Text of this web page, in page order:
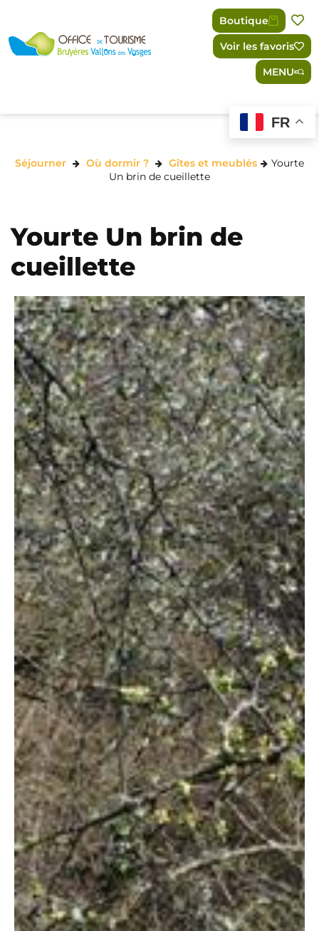
Boutique
Voir les favoris
MENU
FR
Séjourner Où dormir ? Gîtes et meublés
Yourte
Un brin de cueillette
Yourte Un brin de
cueillette